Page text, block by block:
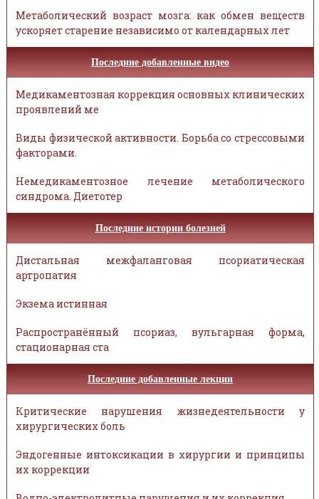
Метаболический возраст мозга: как обмен веществ
ускоряет старение независимо от календарных лет
Последние добавленные видео
Медикаментозная коррекция основных клинических
проявлений ме
Виды физической активности. Борьба со стрессовыми
факторами.
Немедикаментозное лечение метаболического
синдрома. Диетотер
Последние истории болезней
Дистальная межфаланговая псориатическая
артропатия
Экзема истинная
Распространённый псориаз, вульгарная форма,
стационарная ста
Последние добавленные лекции
Критические нарушения жизнедеятельности у
хирургических боль
Эндогенные интоксикации в хирургии и принципы
их коррекции